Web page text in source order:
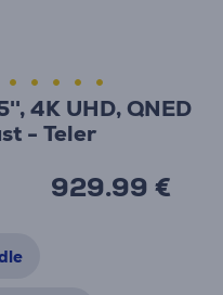
4K UHD, QNED
- Teler
929.99 €